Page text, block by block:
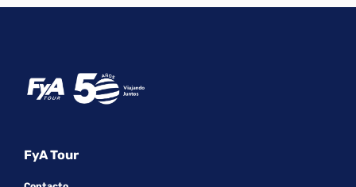
FyA Tour